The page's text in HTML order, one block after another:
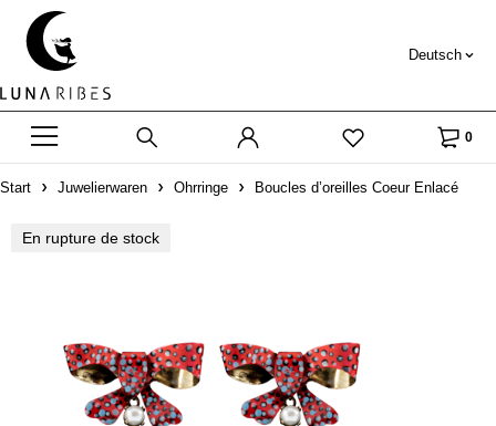
Deutsch
0
Start Juwelierwaren Ohrringe Boucles d’oreilles Coeur Enlacé
En rupture de stock